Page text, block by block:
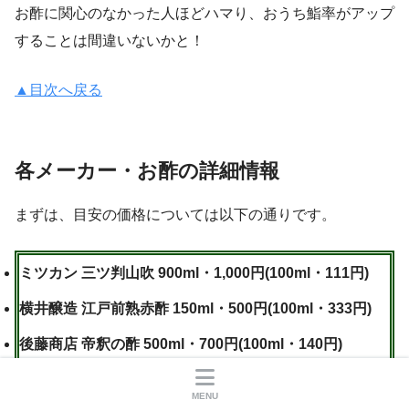
お酢に関心のなかった人ほどハマり、おうち鮨率がアップ
することは間違いないかと！
▲目次へ戻る
各メーカー・お酢の詳細情報
まずは、目安の価格については以下の通りです。
ミツカン 三ツ判山吹 900ml・1,000円(100ml・111円)
横井醸造 江戸前熟赤酢 150ml・500円(100ml・333円)
後藤商店 帝釈の酢 500ml・700円(100ml・140円)
内堀醸造 美濃三年酢 500ml・430円(100ml・86円)
MENU